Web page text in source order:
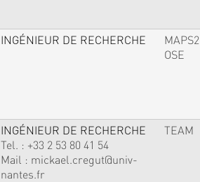
INGÉNIEUR DE RECHERCHE
MAPS2
OSE
INGÉNIEUR DE RECHERCHE
Tel. : +33 2 53 80 41 54
Mail : mickael.cregut@univ-
nantes.fr
TEAM